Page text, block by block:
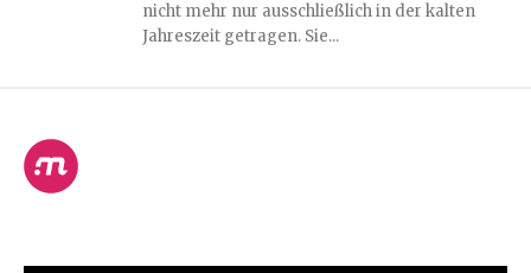
nicht mehr nur ausschließlich in der kalten
Jahreszeit getragen. Sie...